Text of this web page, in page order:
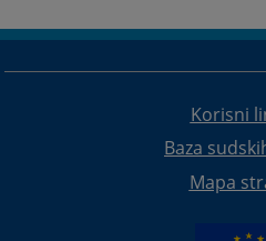
Korisni
Baza
Mapa